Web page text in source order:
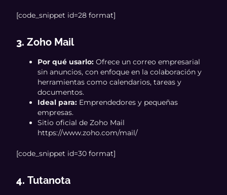
[code_snippet id=28 format]
3.Zoho Mail
Por qué usarlo: Ofrece un correo empresarial
sin anuncios, con enfoque en la colaboración y
herramientas como calendarios, tareas y
documentos.
Ideal para: Emprendedores y pequeñas
empresas.
Sitio oficial de Zoho Mail
https://www.zoho.com/mail/
[code_snippet id=30 format]
4.Tutanota